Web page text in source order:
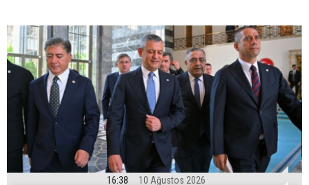
16:38 10 Ağustos 2026